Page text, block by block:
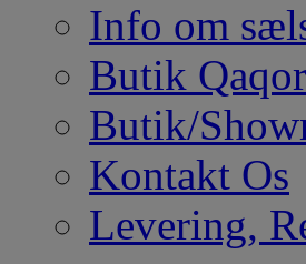
Info om
Butik
Butik/
Kontakt Os
Levering,